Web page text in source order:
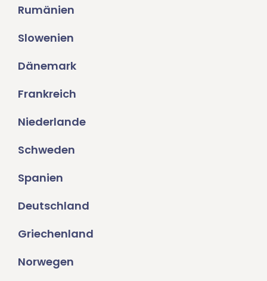
Rumänien
Slowenien
Dänemark
Frankreich
Niederlande
Schweden
Spanien
Deutschland
Griechenland
Norwegen